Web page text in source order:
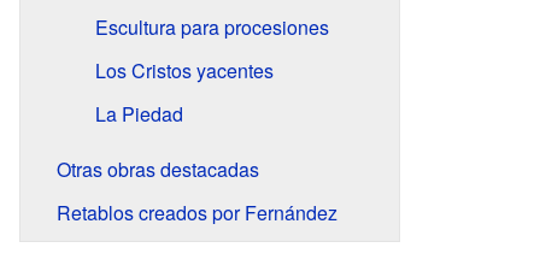
Escultura para procesiones
Los Cristos yacentes
La Piedad
Otras obras destacadas
Retablos creados por Fernández